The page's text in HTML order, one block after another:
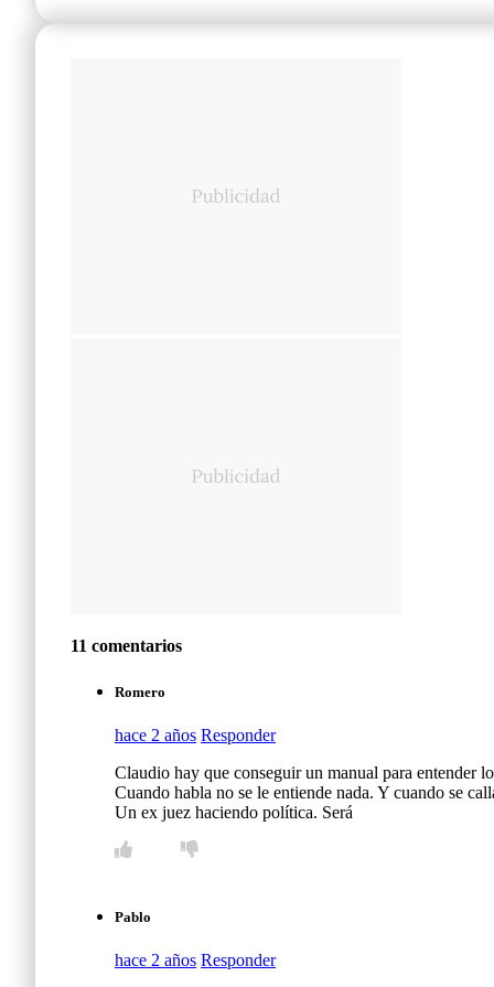
11 comentarios
Romero
hace 2 años Responder
Claudio hay que conseguir un manual para entender
Cuando habla no se le entiende nada. Y cuando se
Un ex juez haciendo política. Será
Pablo
hace 2 años Responder